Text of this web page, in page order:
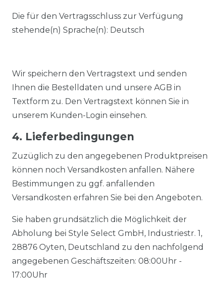
Die für den Vertragsschluss zur Verfügung
stehende(n) Sprache(n): Deutsch
Wir speichern den Vertragstext und senden
Ihnen die Bestelldaten und unsere AGB in
Textform zu. Den Vertragstext können Sie in
unserem Kunden-Login einsehen.
4. Lieferbedingungen
Zuzüglich zu den angegebenen Produktpreisen
können noch Versandkosten anfallen. Nähere
Bestimmungen zu ggf. anfallenden
Versandkosten erfahren Sie bei den Angeboten.
Sie haben grundsätzlich die Möglichkeit der
Abholung bei Style Select GmbH, Industriestr. 1,
28876 Oyten, Deutschland zu den nachfolgend
angegebenen Geschäftszeiten: 08:00Uhr -
17:00Uhr